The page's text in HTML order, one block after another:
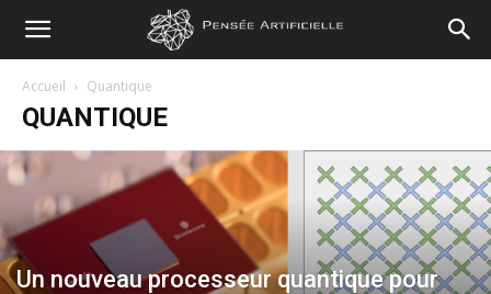
Pensée
Artificielle
Accueil Quantique
QUANTIQUE
Un nouveau processeur quantique pour